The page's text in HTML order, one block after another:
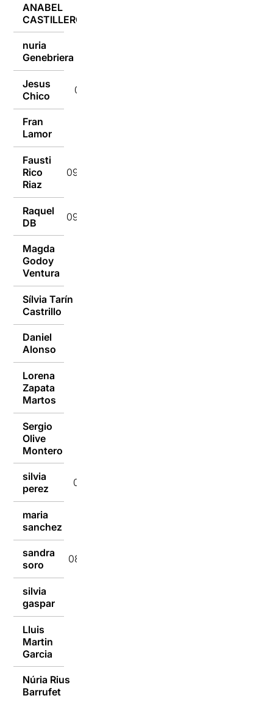
ANABEL
CASTILLERO
nuria
Genebriera
Jesus
Chico
09/09/2014
Fran
Lamor
Fausti
Rico
Riaz
09/09/2014
Raquel
DB
09/09/2014
Magda
Godoy
Ventura
Sílvia Tarín
Castrillo
Daniel
Alonso
Lorena
Zapata
Martos
Sergio
Olive
Montero
silvia
perez
08/09/2014
maria
sanchez
sandra
soro
08/09/2014
silvia
gaspar
Lluis
Martin
Garcia
Núria Rius
Barrufet